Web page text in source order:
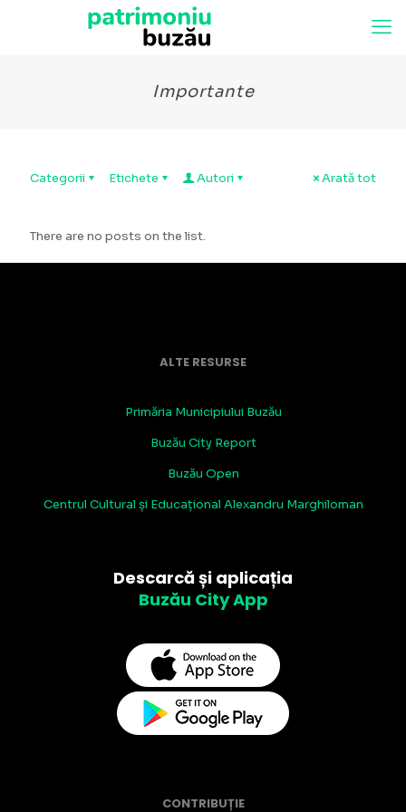
Importante
Categorii Etichete Autori Arată tot
There are no posts on the list.
ALTE RESURSE
Primăria Municipiului Buzău
Buzău City Report
Buzău Open
Centrul Cultural și Educațional Alexandru Marghiloman
Descarcă și aplicația
Buzău City App
CONTRIBUȚIE